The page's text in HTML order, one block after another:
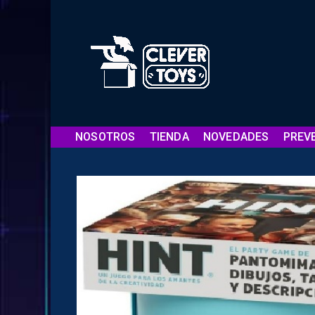
NOSOTROS TIENDA NOVEDADES